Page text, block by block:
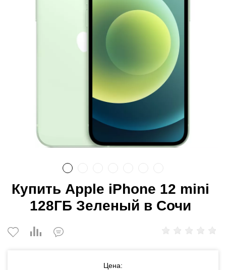
Купить Apple iPhone 12 mini
128ГБ Зеленый в Сочи
Цена: